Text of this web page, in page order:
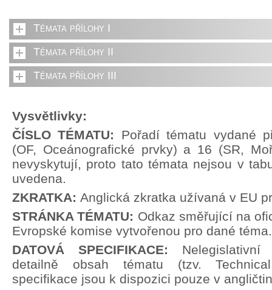
Témata přílohy I
Témata přílohy II
Témata přílohy III
Vysvětlivky:
ČÍSLO TÉMATU: Pořadí tématu vydané
(OF, Oceánografické prvky) a 16 (SR,
nevyskytují, proto tato témata nejsou v
uvedena.
ZKRATKA: Anglická zkratka užívaná v EU
STRÁNKA TÉMATU: Odkaz směřující na
Evropské komise vytvořenou pro dané téma.
DATOVÁ SPECIFIKACE:
detailně obsah tématu (tzv.
specifikace jsou k dispozici pouze v